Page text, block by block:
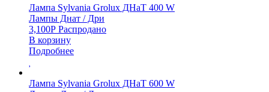
Лампа Sylvania Grolux ДНаТ 400 W
Лампы Днат / Дри
3,100Р Распродано
В корзину
Подробнее
Лампа Sylvania Grolux ДНаТ 600 W